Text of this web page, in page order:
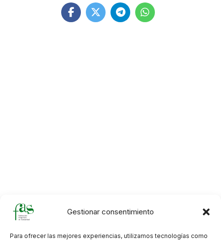
Gestionar consentimiento
Para ofrecer las mejores experiencias, utilizamos tecnologías como